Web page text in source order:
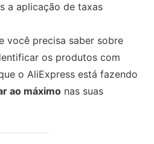
a aplicação de taxas
você precisa saber sobre
os produtos com
o AliExpress está fazendo
ao máximo nas suas